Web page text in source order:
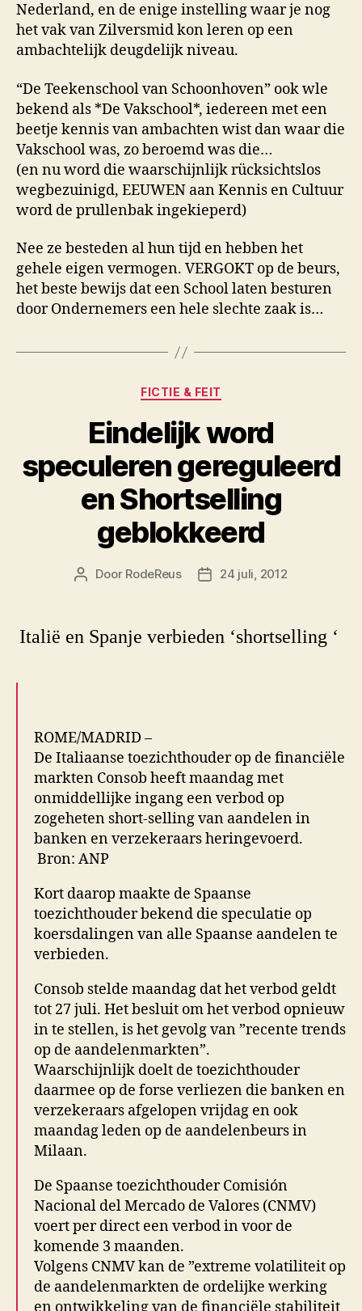
Nederland, en de enige instelling waar je nog
het vak van Zilversmid kon leren op een
ambachtelijk deugdelijk niveau.
“De Teekenschool van Schoonhoven” ook wle
bekend als *De Vakschool*, iedereen met een
beetje kennis van ambachten wist dan waar die
Vakschool was, zo beroemd was die…
(en nu word die waarschijnlijk rücksichtslos
wegbezuinigd, EEUWEN aan Kennis en Cultuur
word de prullenbak ingekieperd)
Nee ze besteden al hun tijd en hebben het
gehele eigen vermogen. VERGOKT op de beurs,
het beste bewijs dat een School laten besturen
door Ondernemers een hele slechte zaak is…
Categorieën
FICTIE & FEIT
Eindelijk word
speculeren gereguleerd
en Shortselling
geblokkeerd
Berichtauteur
Door RodeReus Berichtdatum
24 juli, 2012
Italië en Spanje verbieden ‘shortselling ‘
ROME/MADRID –
De Italiaanse toezichthouder op de financiële
markten Consob heeft maandag met
onmiddellijke ingang een verbod op
zogeheten short-selling van aandelen in
banken en verzekeraars heringevoerd.
Bron: ANP
Kort daarop maakte de Spaanse
toezichthouder bekend die speculatie op
koersdalingen van alle Spaanse aandelen te
verbieden.
Consob stelde maandag dat het verbod geldt
tot 27 juli. Het besluit om het verbod opnieuw
in te stellen, is het gevolg van ”recente trends
op de aandelenmarkten”.
Waarschijnlijk doelt de toezichthouder
daarmee op de forse verliezen die banken en
verzekeraars afgelopen vrijdag en ook
maandag leden op de aandelenbeurs in
Milaan.
De Spaanse toezichthouder Comisión
Nacional del Mercado de Valores (CNMV)
voert per direct een verbod in voor de
komende 3 maanden.
Volgens CNMV kan de ”extreme volatiliteit op
de aandelenmarkten de ordelijke werking
en ontwikkeling van de financiële stabiliteit